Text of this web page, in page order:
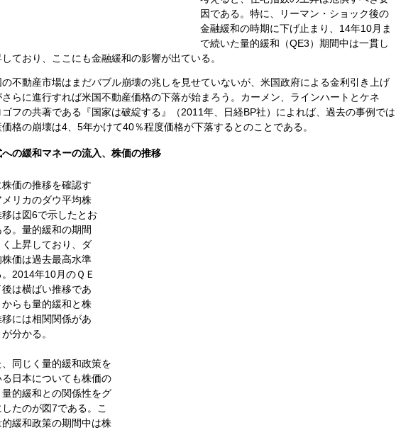
因である。特に、リーマン・ショック後の
金融緩和の時期に下げ止まり、14年10月ま
で続いた量的緩和（QE3）期間中は一貫し
ており、ここにも金融緩和の影響が出ている。
の不動産市場はまだバブル崩壊の兆しを見せていないが、米国政府による金利引き上げ
らに進行すれば米国不動産価格の下落が始まろう。カーメン、ラインハートとケネ
ゴフの共著である『国家は破綻する』（2011年、日経BP社）によれば、過去の事例では
格の崩壊は4、5年かけて40％程度価格が下落するとのことである。
の緩和マネーの流入、株価の推移
価の推移を確認す
メリカのダウ平均株
は図6で示したとお
る。量的緩和の期間
く上昇しており、ダ
株価は過去最高水準
2014年10月のＱＥ
後は横ばい推移であ
からも量的緩和と株
には相関関係があ
分かる。
同じく量的緩和政策を
る日本についても株価の
的緩和との関係性をグ
たのが図7である。こ
緩和政策の期間中は株